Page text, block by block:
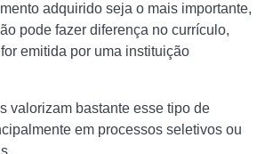
adquirido seja o mais importante,
pode fazer diferença no currículo,
emitida por uma instituição
valorizam bastante esse tipo de
em processos seletivos ou